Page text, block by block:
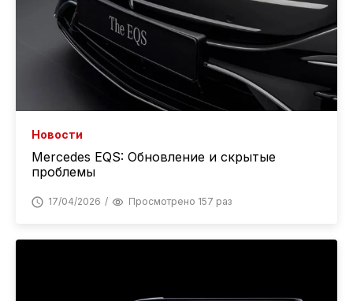
Новости
Mercedes EQS: Обновление и скрытые
проблемы
17/04/2026 Просмотрено 157 раз